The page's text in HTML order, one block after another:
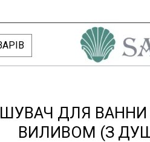
ДЛЯ ВАННИ
ВИЛИВОМ (З